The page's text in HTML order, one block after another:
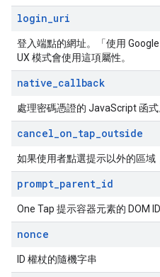
login_uri
登入端點的網址。「使用
UX 模式會使用這項屬性。
native_callback
處理密碼憑證的 JavaScript 函式
cancel_on_tap_outside
如果使用者點選提示以外的區域
prompt_parent_id
One Tap 提示容器元素的 DOM ID
nonce
ID 權杖的隨機字串